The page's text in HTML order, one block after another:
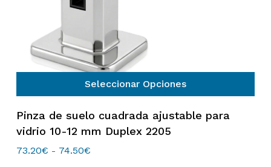
Seleccionar Opciones
producto
tiene
múltiples
Pinza de suelo cuadrada ajustable para
vidrio 10-12 mm Duplex 2205
73.20€ - 74.50€Rango